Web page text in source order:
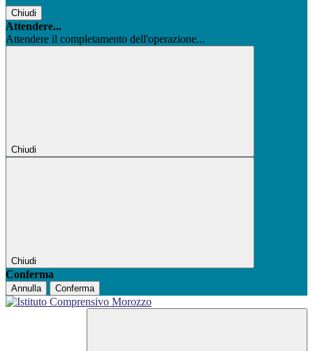
Chiudi
Attendere...
Attendere il completamento dell'operazione...
Chiudi
Chiudi
Conferma
Annulla Conferma